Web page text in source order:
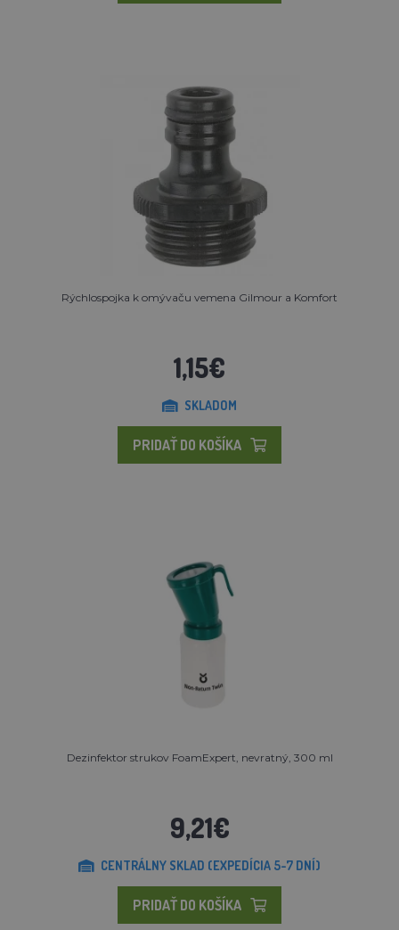
Rýchlospojka k omývaču vemena Gilmour a Komfort
1,15€
SKLADOM
PRIDAŤ DO KOŠÍKA
Dezinfektor strukov FoamExpert, nevratný, 300 ml
9,21€
CENTRÁLNY SKLAD (EXPEDÍCIA 5-7 DNÍ)
PRIDAŤ DO KOŠÍKA